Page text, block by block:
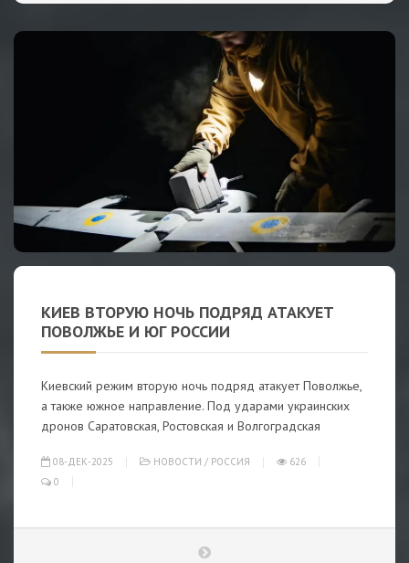
КИЕВ ВТОРУЮ НОЧЬ ПОДРЯД АТАКУЕТ
ПОВОЛЖЬЕ И ЮГ РОССИИ
Киевский режим вторую ночь подряд атакует Поволжье,
а также южное направление. Под ударами украинских
дронов Саратовская, Ростовская и Волгоградская
08-ДЕК-2025 НОВОСТИ / РОССИЯ
626
0